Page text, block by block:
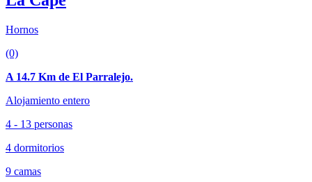
Hornos
(0)
A 14.7 Km de El Parralejo.
Alojamiento entero
4 - 13 personas
4 dormitorios
9 camas